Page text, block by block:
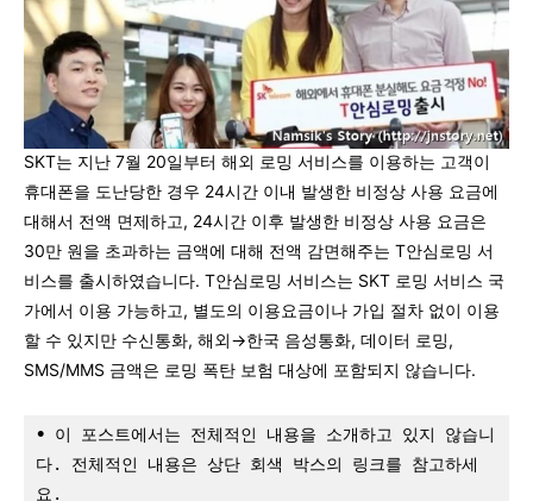
SKT는 지난 7월 20일부터 해외 로밍 서비스를 이용하는 고객이
휴대폰을 도난당한 경우 24시간 이내 발생한 비정상 사용 요금에
대해서 전액 면제하고, 24시간 이후 발생한 비정상 사용 요금은
30만 원을 초과하는 금액에 대해 전액 감면해주는 T안심로밍 서
비스를 출시하였습니다. T안심로밍 서비스는 SKT 로밍 서비스 국
가에서 이용 가능하고, 별도의 이용요금이나 가입 절차 없이 이용
할 수 있지만 수신통화, 해외→한국 음성통화, 데이터 로밍,
SMS/MMS 금액은 로밍 폭탄 보험 대상에 포함되지 않습니다.
• 이 포스트에서는 전체적인 내용을 소개하고 있지 않습니
다. 전체적인 내용은 상단 회색 박스의 링크를 참고하세
요.